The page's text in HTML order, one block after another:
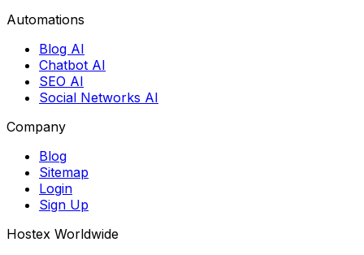
Automations
Blog AI
Chatbot AI
SEO AI
Social Networks AI
Company
Blog
Sitemap
Login
Sign Up
Hostex Worldwide